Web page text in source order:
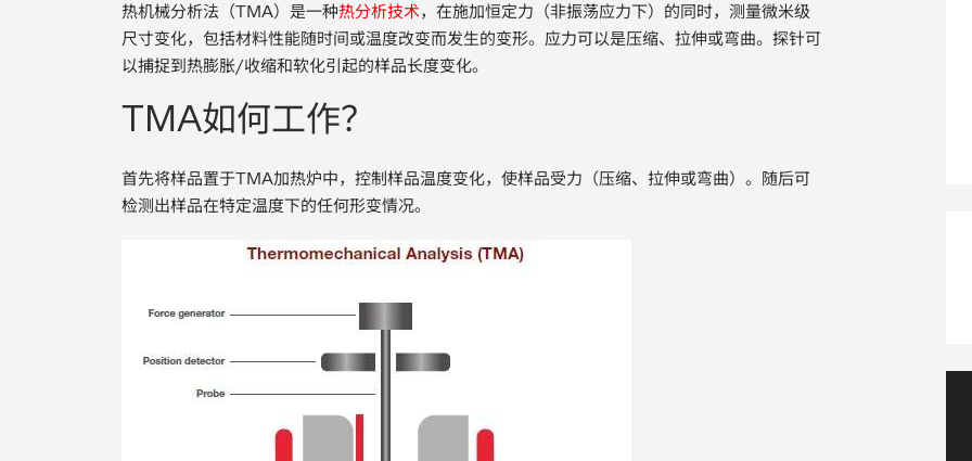
热机械分析法（TMA）是一种热分析技术，在施加恒定力（非振荡应力下）的同时，测量微米级
尺寸变化，包括材料性能随时间或温度改变而发生的变形。应力可以是压缩、拉伸或弯曲。探针可
以捕捉到热膨胀/收缩和软化引起的样品长度变化。
TMA如何工作？
首先将样品置于TMA加热炉中，控制样品温度变化，使样品受力（压缩、拉伸或弯曲）。随后可
检测出样品在特定温度下的任何形变情况。